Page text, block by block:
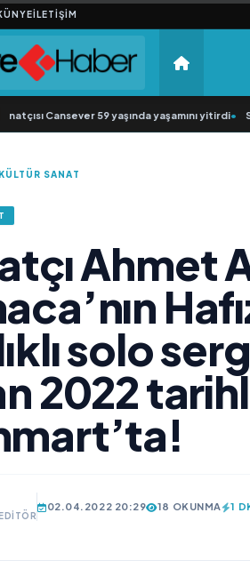
İLETIŞIM
Cansever 59 yaşında yaşamını yitirdi•
KÜLTÜR SANAT
Ahmet
solo
2022
02.04.2022 20:29 18 OKUNMA 1